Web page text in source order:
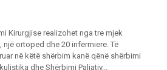
Kirurgjise realizohet nga tre mjek
një ortoped dhe 20 infermiere. Të
në këtë shërbim kanë qënë shërbimi
dhe Shërbimi Paliativ...